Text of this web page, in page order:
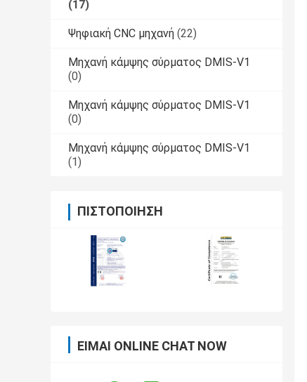
(17)
Ψηφιακή CNC μηχανή (22)
Μηχανή κάμψης σύρματος DMIS-V1
(0)
Μηχανή κάμψης σύρματος DMIS-V1
(0)
Μηχανή κάμψης σύρματος DMIS-V1
(1)
ΠΙΣΤΟΠΟΊΗΣΗ
ΕΊΜΑΙ ONLINE CHAT NOW